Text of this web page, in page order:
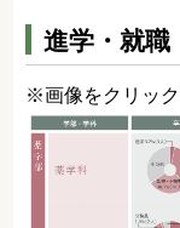
進学・就職
※画像をクリッ